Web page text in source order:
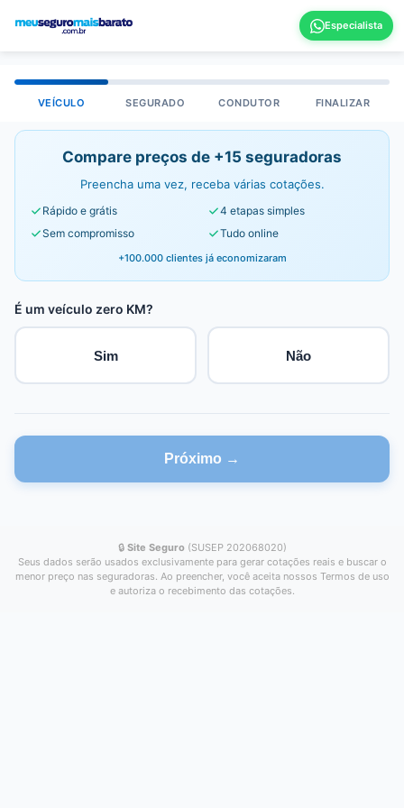
VEÍCULO SEGURADO CONDUTOR FINALIZAR
Compare preços de +15 seguradoras
Preencha uma vez, receba várias cotações.
Rápido e grátis
4 etapas simples
Sem compromisso
Tudo online
+100.000 clientes já economizaram
É um veículo zero KM?
Sim Não
Próximo →
🔒 Site Seguro (SUSEP 202068020)
Seus dados serão usados exclusivamente para gerar cotações reais e buscar o
menor preço nas seguradoras. Ao preencher, você aceita nossos Termos de uso
e autoriza o recebimento das cotações.